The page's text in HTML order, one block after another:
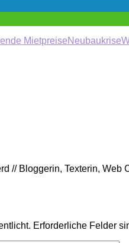
MietpreiseNeubaukrise
// Bloggerin, Texterin,
Erforderliche Felder